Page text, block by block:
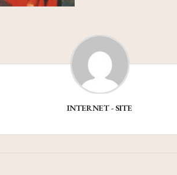
INTERNET - SITE